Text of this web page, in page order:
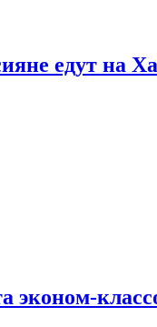
едут на